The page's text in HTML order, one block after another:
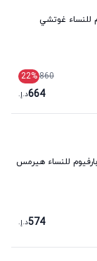
للنساء غوتشي
860
22%
664د.إ.
للنساء هيرمس
574د.إ.